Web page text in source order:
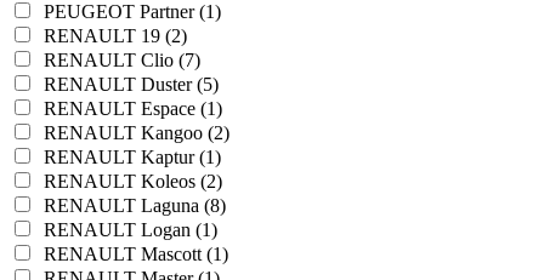
PEUGEOT Partner (1)
RENAULT 19 (2)
RENAULT Clio (7)
RENAULT Duster (5)
RENAULT Espace (1)
RENAULT Kangoo (2)
RENAULT Kaptur (1)
RENAULT Koleos (2)
RENAULT Laguna (8)
RENAULT Logan (1)
RENAULT Mascott (1)